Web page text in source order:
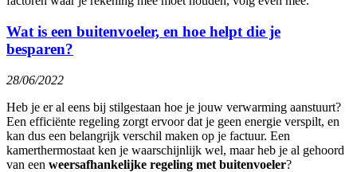
Wat is een buitenvoeler, en hoe helpt die je
besparen?
28/06/2022
Heb je er al eens bij stilgestaan hoe je jouw verwarming aanstuurt?
Een efficiënte regeling zorgt ervoor dat je geen energie verspilt, en
kan dus een belangrijk verschil maken op je factuur. Een
kamerthermostaat ken je waarschijnlijk wel, maar heb je al gehoord
van een weersafhankelijke regeling met buitenvoeler?